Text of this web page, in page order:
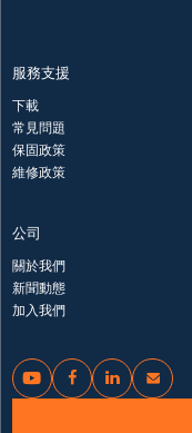
服務支援
下載
常見問題
保固政策
維修政策
公司
關於我們
新聞動態
加入我們
   